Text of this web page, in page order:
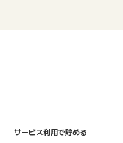
サービス利用で貯める